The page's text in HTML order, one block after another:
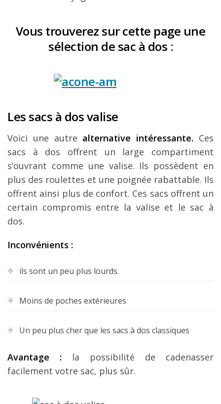
Vous trouverez sur cette page une
sélection de sac à dos :
Les sacs à dos valise
Voici une autre alternative intéressante. Ces
sacs à dos offrent un large compartiment
s’ouvrant comme une valise. Ils possèdent en
plus des roulettes et une poignée rabattable. Ils
offrent ainsi plus de confort. Ces sacs offrent un
certain compromis entre la valise et le sac à
dos.
Inconvénients :
ils sont un peu plus lourds.
Moins de poches extérieures
Un peu plus cher que les sacs à dos classiques
Avantage : la possibilité de cadenasser
facilement votre sac, plus sûr.